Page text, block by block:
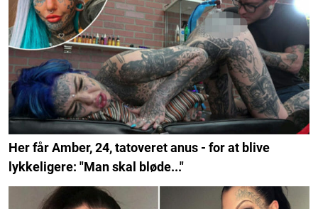
Her får Amber, 24, tatoveret anus - for at blive
lykkeligere: "Man skal bløde..."